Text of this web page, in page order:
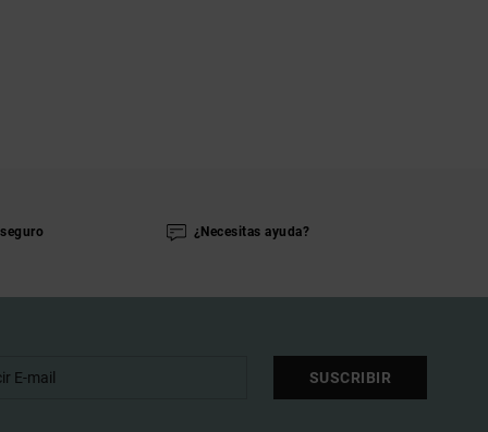
¿Necesitas ayuda?
SUSCRIBIR